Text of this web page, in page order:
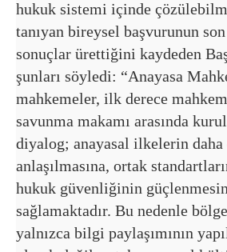
hukuk sistemi içinde
tanıyan bireysel başvurunun
sonuçlar ürettiğini kaydeden
şunları söyledi: “Anayasa
mahkemeler, ilk derece
savunma makamı arasında
diyalog; anayasal ilkelerin daha
anlaşılmasına, ortak
hukuk güvenliğinin
sağlamaktadır. Bu nedenle
yalnızca bilgi paylaşımının